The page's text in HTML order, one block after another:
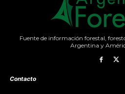
Fuente de información forestal,
Argentina y
Contacto